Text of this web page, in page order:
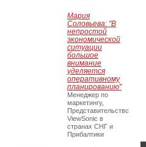
Мария
Соловьева: "В
непростой
экономической
ситуации
большое
внимание
уделяется
оперативному
планированию"
Менеджер по
маркетингу,
Представительство
ViewSonic в
странах СНГ и
Прибалтики